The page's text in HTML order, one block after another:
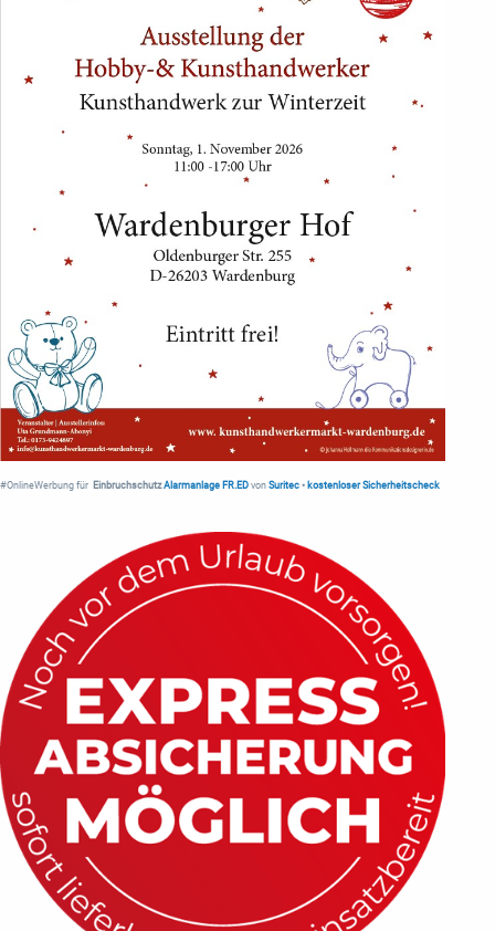
#OnlineWerbung für Einbruchschutz Alarmanlage FR.ED von Suritec • kostenloser Sicherheitscheck